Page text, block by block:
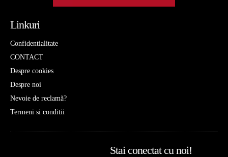
Linkuri
Confidentialitate
CONTACT
Despre cookies
Despre noi
Nevoie de reclamă?
Termeni si conditii
Stai conectat cu noi!